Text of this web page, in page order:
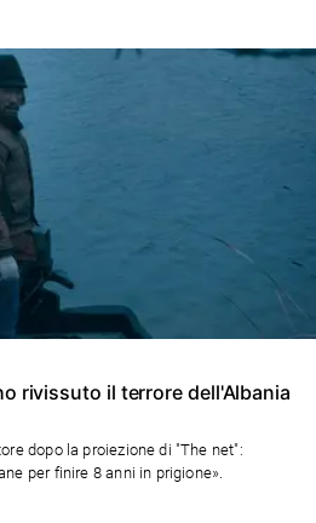
rivissuto il terrore dell'Albania
dopo la proiezione di "The net":
per finire 8 anni in prigione».